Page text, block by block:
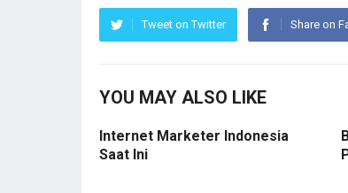
Tweet on Twitter Share on
YOU MAY ALSO LIKE
Internet Marketer Indonesia
Saat Ini